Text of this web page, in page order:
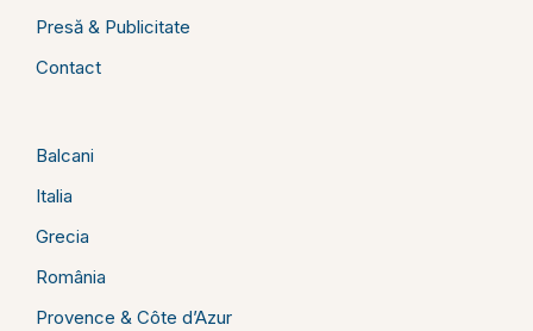
Presă & Publicitate
Contact
Balcani
Italia
Grecia
România
Provence & Côte d’Azur